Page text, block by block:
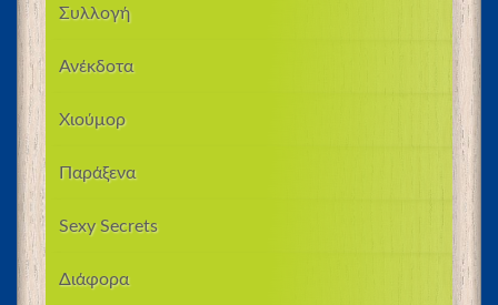
Συλλογή
Ανέκδοτα
Χιούμορ
Παράξενα
Sexy Secrets
Διάφορα